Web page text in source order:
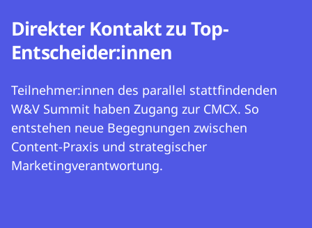
Direkter Kontakt zu Top-
Entscheider:innen
Teilnehmer:innen des parallel stattfindenden
W&V Summit haben Zugang zur CMCX. So
entstehen neue Begegnungen zwischen
Content-Praxis und strategischer
Marketingverantwortung.